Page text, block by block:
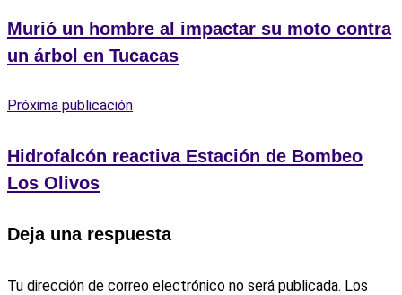
Murió un hombre al impactar su moto contra
un árbol en Tucacas
Próxima publicación
Hidrofalcón reactiva Estación de Bombeo
Los Olivos
Deja una respuesta
Tu dirección de correo electrónico no será publicada. Los